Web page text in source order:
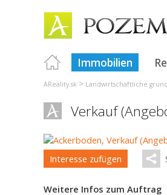
Immobilien
AReality.sk > Landwirtschaftliche
Verkauf
Interesse zufügen
Weitere Infos zum Auftrag